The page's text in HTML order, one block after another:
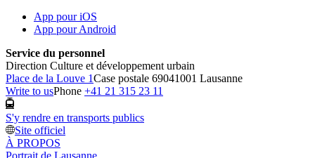
App pour iOS
App pour Android
Service du personnel
Direction Culture et développement urbain
Place de la Louve 1Case postale 69041001 Lausanne
Write to usPhone +41 21 315 23 11
S'y rendre en transports publics
Site officiel
À PROPOS
Portrait de Lausanne